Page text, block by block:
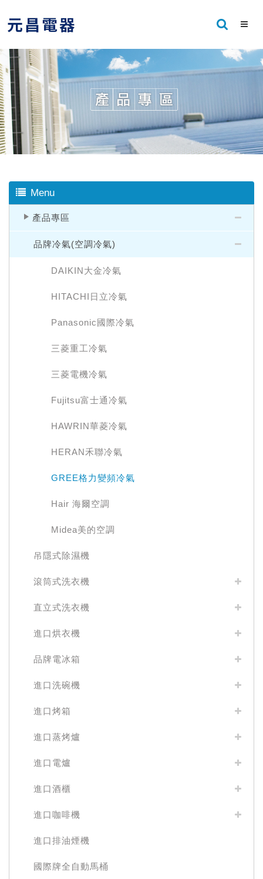
Menu
產品專區
品牌冷氣(空調冷氣)
DAIKIN大金冷氣
HITACHI日立冷氣
Panasonic國際冷氣
三菱重工冷氣
三菱電機冷氣
Fujitsu富士通冷氣
HAWRIN華菱冷氣
HERAN禾聯冷氣
GREE格力變頻冷氣
Hair 海爾空調
Midea美的空調
吊隱式除濕機
滾筒式洗衣機
直立式洗衣機
進口烘衣機
品牌電冰箱
進口洗碗機
進口烤箱
進口蒸烤爐
進口電爐
進口酒櫃
進口咖啡機
進口排油煙機
國際牌全自動馬桶